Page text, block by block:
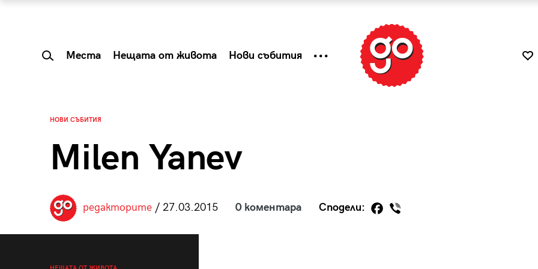
Места Нещата от живота Нови събития
НОВИ СЪБИТИЯ
Milen Yanev
редакторите/ 27.03.2015 0 коментара Сподели: